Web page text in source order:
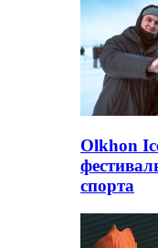
Olkhon
спорта